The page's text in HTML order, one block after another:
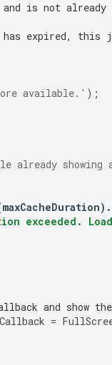
is not already
expired, this
available.' );
already showing
maxCacheDuration).
exceeded.
and show
=